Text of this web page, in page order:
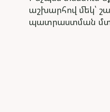
աշխարհով մեկ՝
պատրաստման